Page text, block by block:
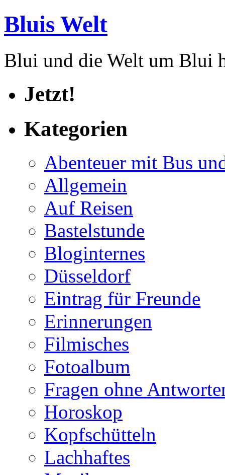
Bluis Welt
Blui und die Welt um Blui
Jetzt!
Kategorien
Abenteuer mit Bus
Allgemein
Auf Reisen
Bastelstunde
Bloginternes
Düsseldorf
Eintrag für Freunde
Erinnerungen
Filmisches
Fotoalbum
Fragen ohne
Horoskop
Kopfschütteln
Lachhaftes